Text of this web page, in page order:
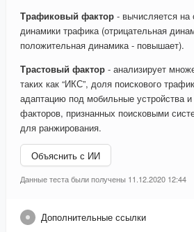
Трафиковый фактор - вычисляется на
динамики трафика (отрицательная
положительная динамика - повышает).
Трастовый фактор - анализирует
таких как “ИКС”, доля поискового
адаптацию под мобильные устройства
факторов, признанных поисковыми
для ранжирования.
Объяснить с ИИ
Данные теста были получены 11.12.2020 12:44
Дополнительные ссылки